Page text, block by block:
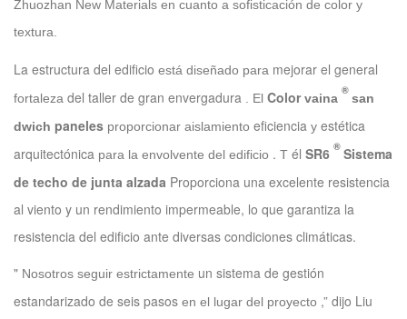
Zhuozhan New Materials en cuanto a sofisticación de color y
textura.
La estructura del edificio está diseñado para mejorar el general
fortaleza del taller de gran envergadura . El Color vaina
®
san
dwich paneles proporcionar aislamiento eficiencia y estética
arquitectónica para la envolvente del edificio . T él SR6 ® Sistema
de techo de junta alzada Proporciona una excelente resistencia
al viento y un rendimiento impermeable, lo que garantiza la
resistencia del edificio ante diversas condiciones climáticas.
" Nosotros seguir estrictamente un sistema de gestión
estandarizado de seis pasos en el lugar del proyecto ,” dijo Liu